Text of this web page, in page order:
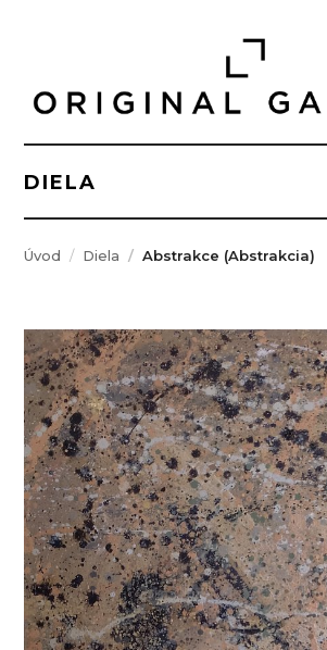
DIELA
Úvod Diela Abstrakce (Abstrakcia)